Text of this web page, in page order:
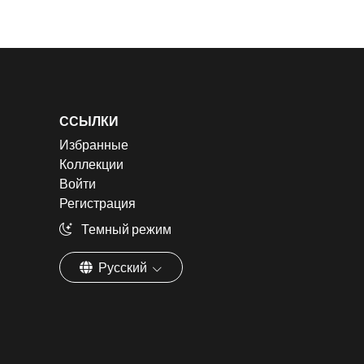
ССЫЛКИ
Избранные
Коллекции
Войти
Регистрация
Темный режим
Русский